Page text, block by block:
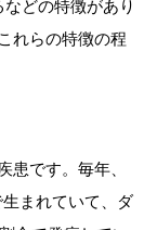
どの特徴があり
れらの特徴の程
患です。毎年、
まれていて、ダ